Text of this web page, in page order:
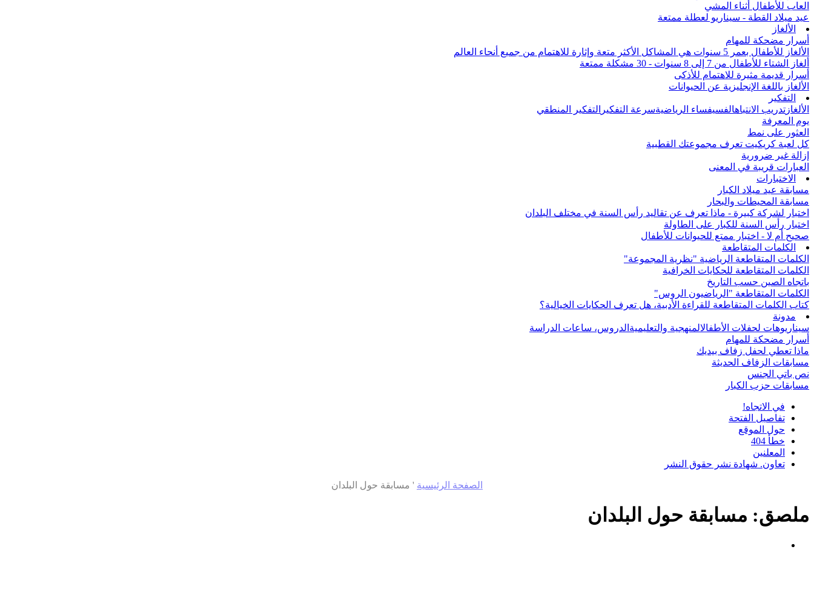
العاب للأطفال أثناء المشي
عيد ميلاد القطة - سيناريو لعطلة ممتعة
الألغاز
أسرار مضحكة للمهام
الألغاز للأطفال بعمر 5 سنوات هي المشاكل الأكثر متعة وإثارة للاهتمام من جميع أنحاء العالم
ألغاز الشتاء للأطفال من 7 إلى 8 سنوات - 30 مشكلة ممتعة
أسرار قديمة مثيرة للاهتمام للأذكى
الألغاز باللغة الإنجليزية عن الحيوانات
التفكير
الألغاز تدريب الانتباهالفسيفساء الرياضيةسرعة التفكير التفكير المنطقي
يوم المعرفة
العثور على نمط
كل لعبة كريكيت تعرف مجموعتك القطبية
إزالة غير ضرورية
العبارات قريبة في المعنى
الاختبارات
مسابقة عيد ميلاد الكبار
مسابقة المحيطات والبحار
اختبار لشركة كبيرة - ماذا تعرف عن تقاليد رأس السنة في مختلف البلدان
اختبار رأس السنة للكبار على الطاولة
صحيح أم لا - اختبار ممتع للحيوانات للأطفال
الكلمات المتقاطعة
الكلمات المتقاطعة الرياضية "نظرية المجموعة"
الكلمات المتقاطعة للحكايات الخرافية
باتجاه الصين حسب التاريخ
الكلمات المتقاطعة "الرياضيون الروس"
كتاب الكلمات المتقاطعة للقراءة الأدبية، هل تعرف الحكايات الخيالية؟
مدونة
سيناريوهات لحفلات الأطفالالمنهجية والتعليمية الدروس، ساعات الدراسة
أسرار مضحكة للمهام
ماذا تعطي لحفل زفاف بيديك
مسابقات الزفاف الحديثة
نص باتي الجنس
مسابقات حزب الكبار
في الاتجاه!
تفاصيل الفتحة
حول الموقع
خطأ 404
المعلنين
تعاون. شهادة نشر حقوق النشر
الصفحة الرئيسية ' مسابقة حول البلدان
ملصق: مسابقة حول البلدان